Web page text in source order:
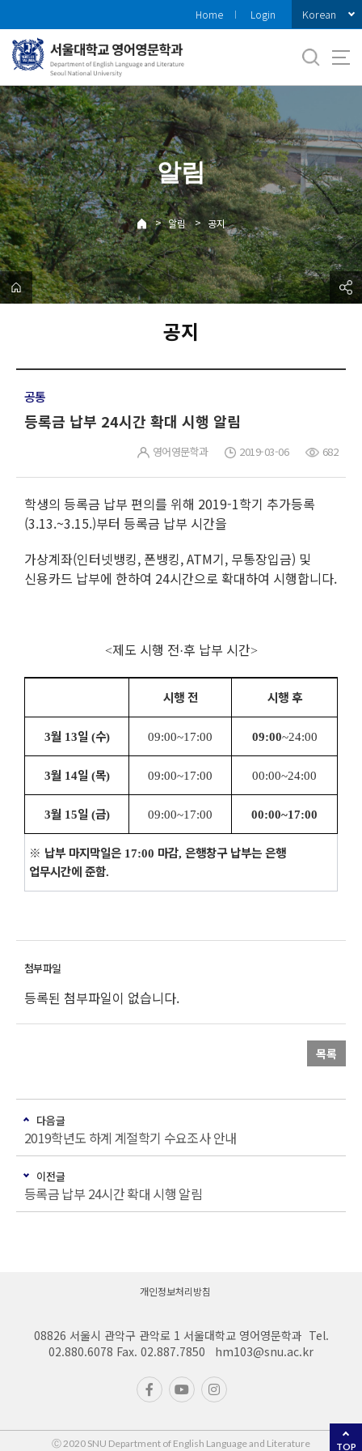
로
메
뉴
Home Login Korean
알림
> 알림 > 공지
공지
공통
등록금 납부 24시간 확대 시행 알림
영어영문학과 2019-03-06 682
학생의 등록금 납부 편의를 위해 2019-1학기 추가등록
(3.13.~3.15.)부터 등록금 납부 시간을
가상계좌(인터넷뱅킹, 폰뱅킹, ATM기, 무통장입금) 및
신용카드 납부에 한하여 24시간으로 확대하여 시행합니다.
<제도 시행 전·후 납부 시간>
시행 전 시행 후
3월 13일 (수) 09:00~17:00 09:00~24:00
3월 14일 (목) 09:00~17:00 00:00~24:00
3월 15일 (금) 09:00~17:00 00:00~17:00
※ 납부 마지막일은 17:00 마감, 은행창구 납부는 은행
업무시간에 준함.
등록된 첨부파일이 없습니다.
목록
다음글
2019학년도 하계 계절학기 수요조사 안내
이전글
등록금 납부 24시간 확대 시행 알림
TOP
개인정보처리방침
08826 서울시 관악구 관악로 1 서울대학교 영어영문학과 Tel.
02.880.6078 Fax. 02.887.7850 hm103@snu.ac.kr
Ⓒ 2020 SNU Department of English Language and Literature